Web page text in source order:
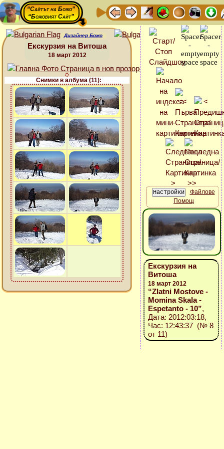
“Сайтът на Божо”
“Божовият Сайт”
Дизайнер Божо
Екскурзия на Витоша
18 март 2012
Снимки в албума (11):
Файлове
Помощ
Екскурзия на
Витоша
18 март 2012
“Zlatni Mostove -
Momina Skala -
Espetanto - 10”,
Дата: 2012:03:18,
Час: 12:43:37 (№ 8
от 11)